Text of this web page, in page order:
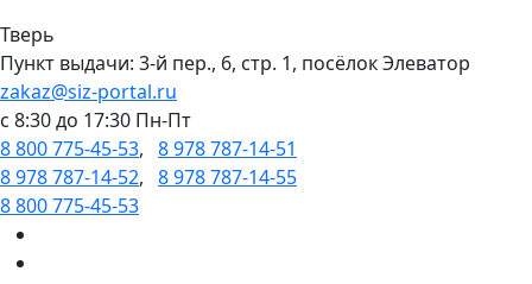
Тверь
Пункт выдачи: 3-й пер., 6, стр. 1, посёлок Элеватор
zakaz@siz-portal.ru
c 8:30 до 17:30 Пн-Пт
8 800 775-45-53, 8 978 787-14-51
8 978 787-14-52, 8 978 787-14-55
8 800 775-45-53